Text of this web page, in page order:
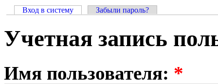
Вход в систему Забыли пароль?
Учетная запись
Имя пользователя: *